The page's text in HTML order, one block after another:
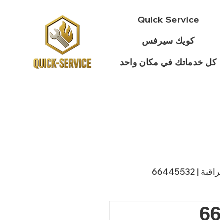
Quick Service
كويك سيرفس
كل خدماتك في مكان واحد